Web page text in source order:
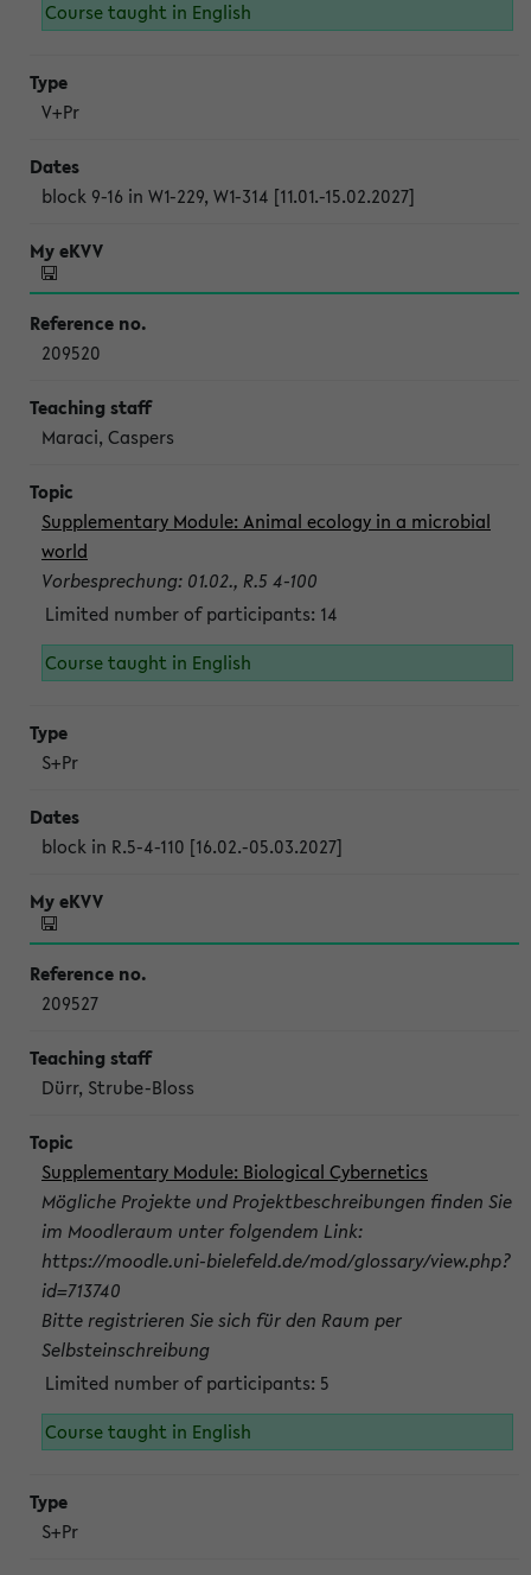
Course taught in English
V+Pr
block 9-16 in W1-229, W1-314 [11.01.-15.02.2027]
209520
Maraci, Caspers
Supplementary Module: Animal ecology in a microbial
world
Vorbesprechung: 01.02., R.5 4-100
Limited number of participants: 14
Course taught in English
S+Pr
block in R.5-4-110 [16.02.-05.03.2027]
209527
Dürr, Strube-Bloss
Supplementary Module: Biological Cybernetics
Mögliche Projekte und Projektbeschreibungen finden Sie
im Moodleraum unter folgendem Link:
https://moodle.uni-bielefeld.de/mod/glossary/view.php?
id=713740
Bitte registrieren Sie sich für den Raum per
Selbsteinschreibung
Limited number of participants: 5
Course taught in English
S+Pr